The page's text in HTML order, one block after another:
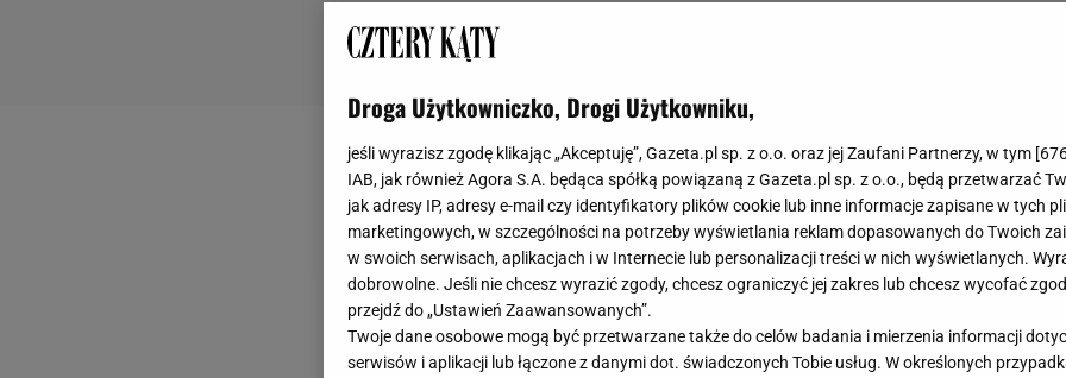
Droga Użytkowniczko, Drogi Użytkowniku,
jeśli wyrazisz zgodę klikając „Akceptuję”, Gazeta.pl sp. z o.o. oraz jej Zaufani Partnerzy, w tym [
IAB, jak również Agora S.A. będąca spółką powiązaną z Gazeta.pl sp. z o.o., będą przetwarzać
jak adresy IP, adresy e-mail czy identyfikatory plików cookie lub inne informacje zapisane w tych
marketingowych, w szczególności na potrzeby wyświetlania reklam dopasowanych do Twoich
w swoich serwisach, aplikacjach i w Internecie lub personalizacji treści w nich wyświetlanych.
dobrowolne. Jeśli nie chcesz wyrazić zgody, chcesz ograniczyć jej zakres lub chcesz wycofać
przejdź do „Ustawień Zaawansowanych”.
Twoje dane osobowe mogą być przetwarzane także do celów badania i mierzenia informacji
serwisów i aplikacji lub łączone z danymi dot. świadczonych Tobie usług. W określonych